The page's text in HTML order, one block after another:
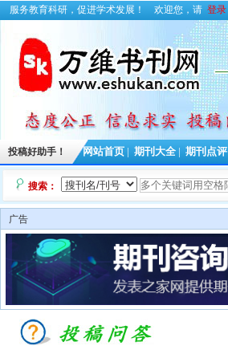
服务教育科研，促进学术发展！ 欢迎您，请 登录
投稿好助手！ 网站首页 期刊大全 期刊点评
搜索：
广告